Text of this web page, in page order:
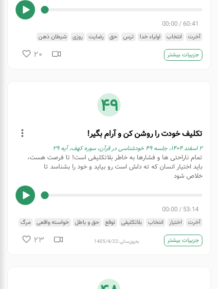
60:41
/
00:00
آخرت انتخاب اولیاء خدا ترس حق رضایت روزی
شیطان ذهن
لذت مرگ
مدیریت ذهن
جزییات بیشتر 20
49
تکلیف خودت را روشن کن و آرام بگیر!
۲ اسفند ۱۴۰۴، جلسه ۴۹ خودشناسی در قرآن، سوره کهف، آیه ۲۹
تمام ناراحتی ها و فشارها به خاطر بلاتکلیفی است! تا فرصت هست،
باید اختیار انسان که ته دلش است رو بیاید و خود را بشناسد تا
خلاص شود
53:14
/
00:00
آخرت اختیار انتخاب بلاتکلیفی توقع حق و باطل خواسته واقعی
مرگ
موت و تجرد
ناراحتی
جزییات بیشتر به‌روزرسانی:1405/4/22
23